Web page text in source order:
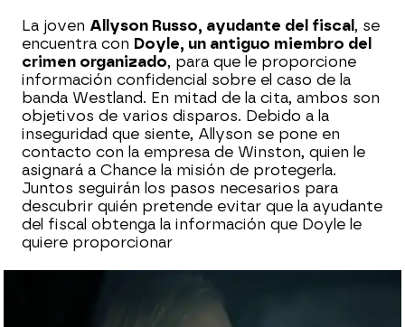
La joven Allyson Russo, ayudante del fiscal , se
encuentra con Doyle, un antiguo miembro del
crimen organizado, para que le proporcione
información confidencial sobre el caso de la
banda Westland. En mitad de la cita, ambos son
objetivos de varios disparos. Debido a la
inseguridad que siente, Allyson se pone en
contacto con la empresa de Winston, quien le
asignará a Chance la misión de protegerla.
Juntos seguirán los pasos necesarios para
descubrir quién pretende evitar que la ayudante
del fiscal obtenga la información que Doyle le
quiere proporcionar